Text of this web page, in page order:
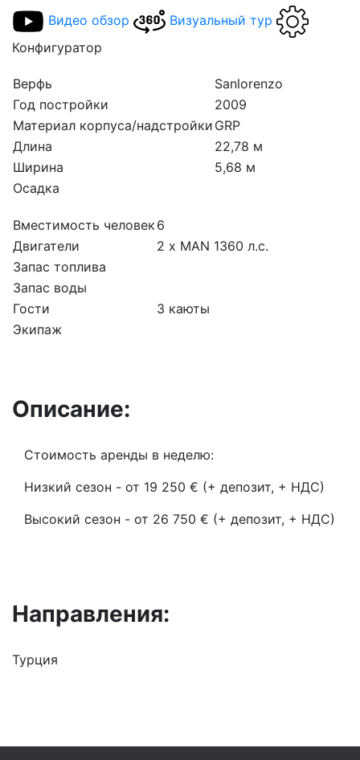
Видео обзор
Визуальный тур
Конфигуратор
Верфь
Sanlorenzo
Год постройки
2009
Материал корпуса/надстройки GRP
Длина
22,78 м
Ширина
5,68 м
Осадка
Вместимость человек 6
Двигатели
2 x MAN 1360 л.с.
Запас топлива
Запас воды
Гости
3 каюты
Экипаж
Описание:
Стоимость аренды в неделю:
Низкий сезон - от 19 250 € (+ депозит, + НДС)
Высокий сезон - от 26 750 € (+ депозит, + НДС)
Направления:
Турция